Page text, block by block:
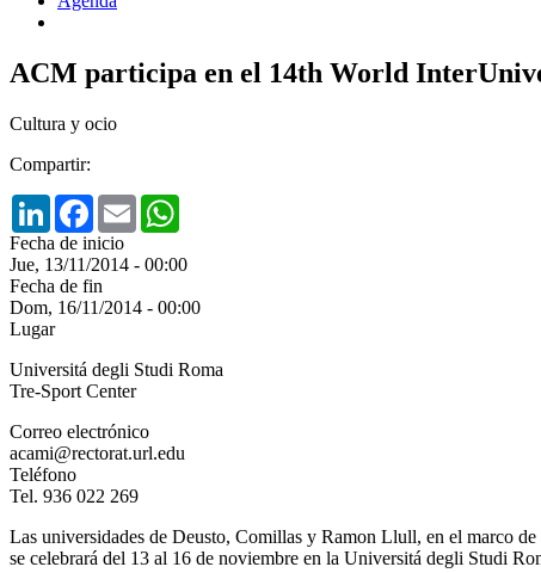
ACM participa en el 14th World
Cultura y ocio
Compartir:
LinkedInFacebook
Email
Fecha de inicio
Jue, 13/11/2014 - 00:00
Fecha de fin
Dom, 16/11/2014 - 00:00
Lugar
Universitá degli Studi Roma
Tre-Sport Center
Correo electrónico
acami@rectorat.url.edu
Teléfono
Tel. 936 022 269
Las universidades de Deusto, Comillas y Ramon Llull, en el marco de
se celebrará del 13 al 16 de noviembre en la Universitá degli Studi